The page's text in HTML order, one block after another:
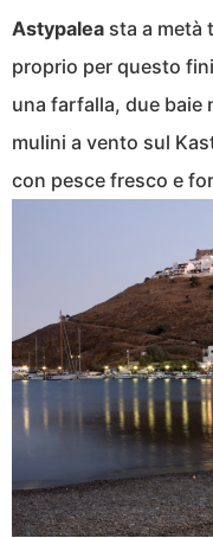
Astypalea sta a metà
proprio per questo
una farfalla, due baie
mulini a vento sul
con pesce fresco e